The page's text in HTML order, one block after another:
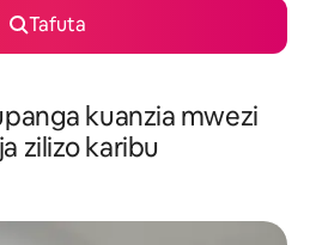
Tafuta
kuanzia mwezi
zilizo karibu